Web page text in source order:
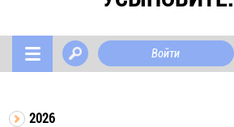
Войти
2026